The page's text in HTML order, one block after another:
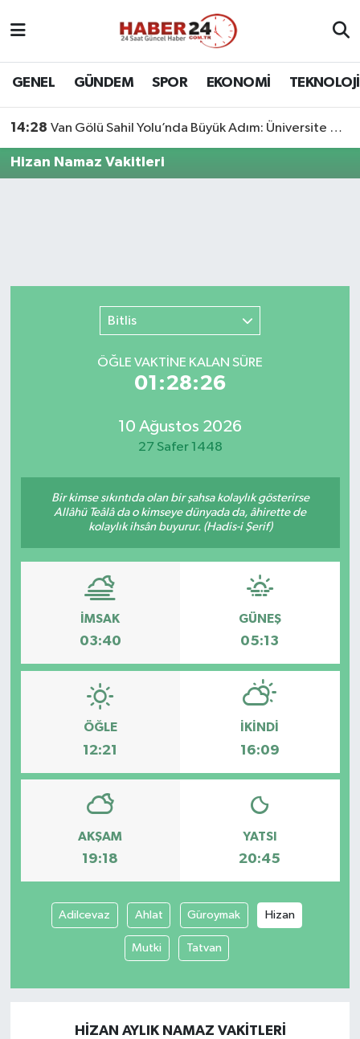
GENEL GÜNDEM SPOR EKONOMİ TEKNOLOJİ
14:28 Van Gölü Sahil Yolu’nda Büyük Adım: Üniversite Bağlantı Etabı Tamamlandı
Hizan Namaz Vakitleri
Bitlis
ÖĞLE VAKTİNE KALAN SÜRE
01:28:26
10 Ağustos 2026
27 Safer 1448
Bir kimse sıkıntıda olan bir şahsa kolaylık gösterirse
Allâhü Teâlâ da o kimseye dünyada da, âhirette de
kolaylık ihsân buyurur. (Hadis-i Şerif)
İMSAK
03:40
GÜNEŞ
05:13
ÖĞLE
12:21
İKINDI
16:09
AKŞAM
19:18
YATSI
20:45
Adilcevaz Ahlat Güroymak Hizan
Mutki Tatvan
HIZAN AYLIK NAMAZ VAKITLERI
Nöbetçi Eczaneler
Son Dakika Haberleri